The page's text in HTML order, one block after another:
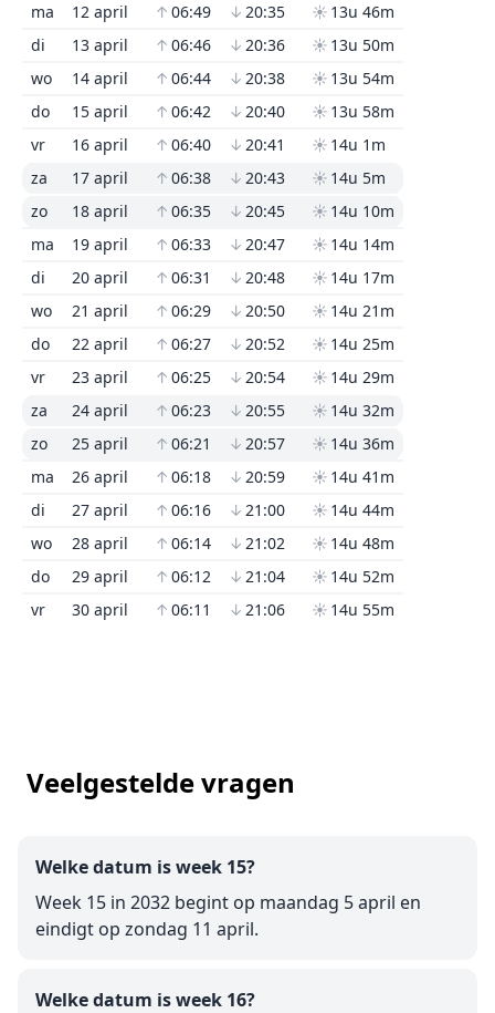
ma 12 april ↑ 06:49 ↓ 20:35 ☀ 13u 46m
di
13 april ↑ 06:46 ↓ 20:36 ☀ 13u 50m
wo
14 april ↑ 06:44 ↓ 20:38 ☀ 13u 54m
do
15 april ↑ 06:42 ↓ 20:40 ☀ 13u 58m
vr
16 april ↑ 06:40 ↓ 20:41 ☀ 14u 1m
za
17 april ↑ 06:38 ↓ 20:43 ☀ 14u 5m
zo
18 april ↑ 06:35 ↓ 20:45 ☀ 14u 10m
ma
19 april ↑ 06:33 ↓ 20:47 ☀ 14u 14m
di
20 april ↑ 06:31 ↓ 20:48 ☀ 14u 17m
wo
21 april ↑ 06:29 ↓ 20:50 ☀ 14u 21m
do
22 april ↑ 06:27 ↓ 20:52 ☀ 14u 25m
vr
23 april ↑ 06:25 ↓ 20:54 ☀ 14u 29m
za
24 april ↑ 06:23 ↓ 20:55 ☀ 14u 32m
zo
25 april ↑ 06:21 ↓ 20:57 ☀ 14u 36m
ma
26 april ↑ 06:18 ↓ 20:59 ☀ 14u 41m
di
27 april ↑ 06:16 ↓ 21:00 ☀ 14u 44m
wo
28 april ↑ 06:14 ↓ 21:02 ☀ 14u 48m
do
29 april ↑ 06:12 ↓ 21:04 ☀ 14u 52m
vr
30 april ↑ 06:11 ↓ 21:06 ☀ 14u 55m
Veelgestelde vragen
Welke datum is week 15?
Week 15 in 2032 begint op maandag 5 april en
eindigt op zondag 11 april.
Welke datum is week 16?